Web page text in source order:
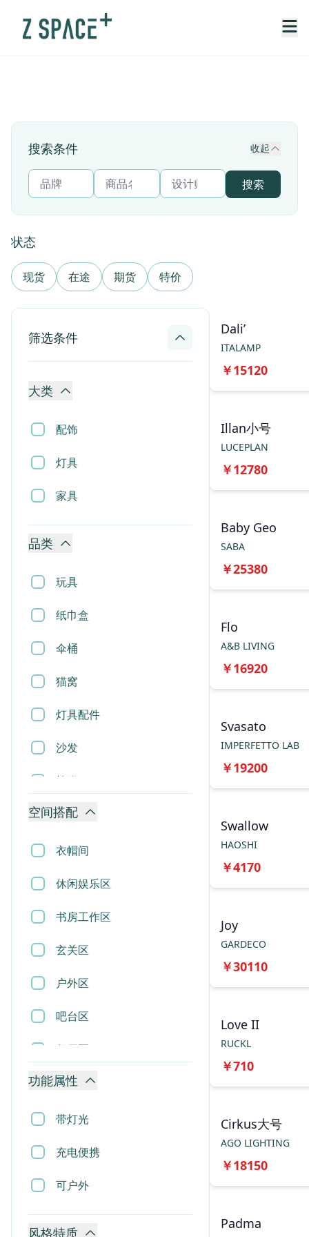
搜索条件 收起
搜索
状态
现货 在途 期货 特价
筛选条件
大类
配饰
灯具
家具
品类
玩具
纸巾盒
伞桶
猫窝
灯具配件
沙发
椅凳
桌几
柜类
床
屏风
置物架
推车
吊灯
吸顶灯
壁灯
落地灯
台灯
镜子
时钟
空间搭配
衣帽间
休闲娱乐区
书房工作区
玄关区
户外区
吧台区
餐厅区
楼梯区
卧室区
挑空区
客厅区
功能属性
带灯光
充电便携
可户外
风格特质
Dali’
ITALAMP
￥15120
Illan小号
LUCEPLAN
￥12780
Baby Geo
SABA
￥25380
Flo
A&B LIVING
￥16920
Svasato
IMPERFETTO LAB
￥19200
Swallow
HAOSHI
￥4170
Joy
GARDECO
￥30110
Love II
RUCKL
￥710
Cirkus大号
AGO LIGHTING
￥18150
Padma